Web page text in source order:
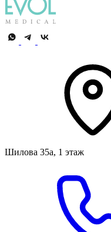
Шилова 35а, 1 этаж